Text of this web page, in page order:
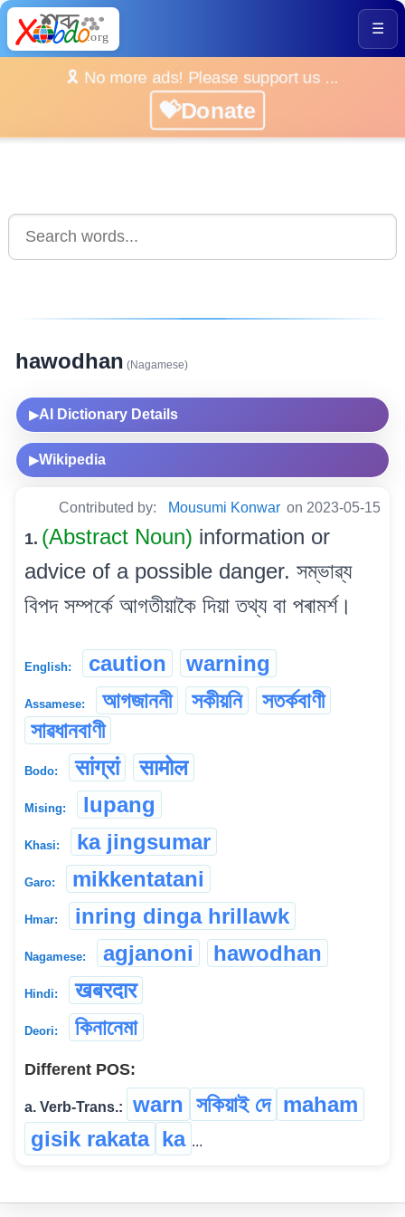
☰
🎗️ No more ads! Please support us ...
💝Donate
hawodhan (Nagamese)
▶AI Dictionary Details
▶Wikipedia
Contributed by: Mousumi Konwar on 2023-05-15
1. (Abstract Noun) information or
advice of a possible danger. সম্ভাৱ্য
বিপদ সম্পৰ্কে আগতীয়াকৈ দিয়া তথ্য বা পৰামৰ্শ।
English: caution warning
Assamese: আগজাননী সকীয়নি
সতৰ্কবাণী
সাৱধানবাণী
Bodo: सांग्रां सामोल
Mising: lupang
Khasi: ka jingsumar
Garo: mikkentatani
Hmar: inring dinga hrillawk
Nagamese: agjanoni hawodhan
Hindi: खबरदार
Deori: কিনানেমা
Different POS:
a. Verb-Trans.: warn সকিয়াই দে maham
gisik rakata ka ...